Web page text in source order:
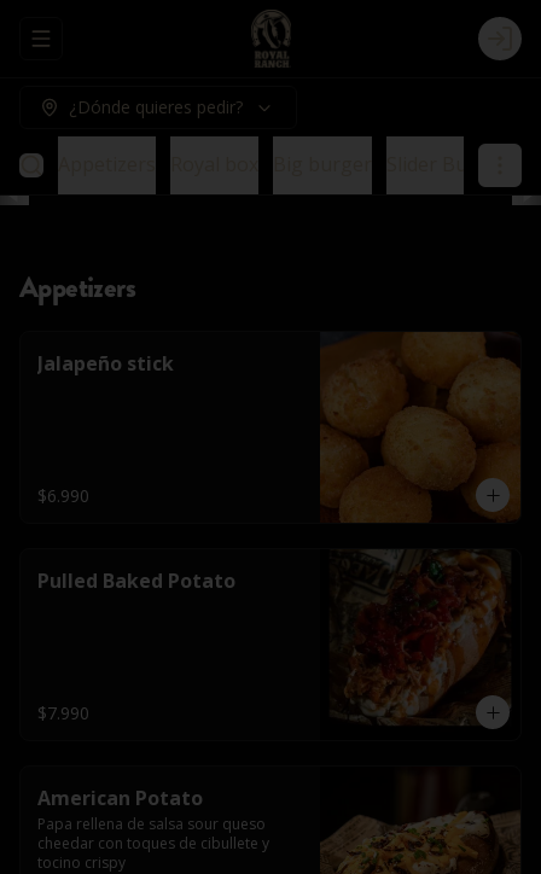
Abrir menu de navegación Login
¿Dónde quieres pedir?
Appetizers
Jalapeño stick
$6.990
Pulled Baked Potato
$7.990
American Potato
Papa rellena de salsa sour queso
cheedar con toques de cibullete y
tocino crispy